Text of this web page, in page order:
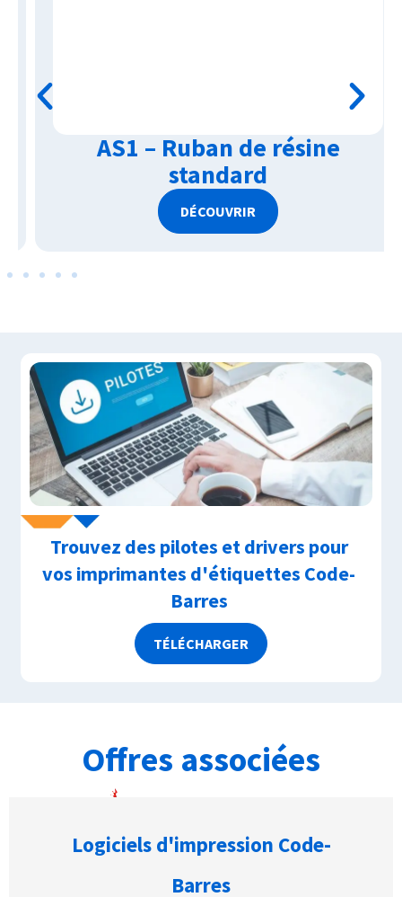
AS1 – Ruban de résine
standard
DÉCOUVRIR
Trouvez des pilotes et drivers pour
vos imprimantes d'étiquettes Code-
Barres
TÉLÉCHARGER
Offres associées
Logiciels d'impression Code-
Barres